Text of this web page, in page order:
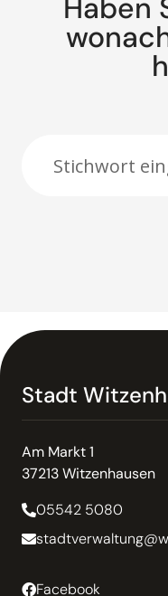
Haben
Stadt
Am Markt 1
37213 Witzenhausen
05542 5080
Facebook